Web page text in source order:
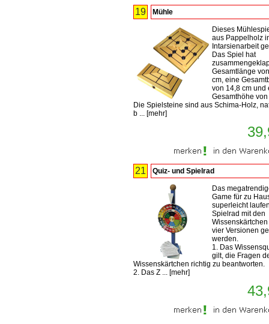
19 Mühle
Dieses
aus Pappelholz
Intarsienarbeit
Das Spiel hat
Gesamtlänge
cm, eine
von 14,8 cm und
Gesamthöhe von
Die Spielsteine sind aus Schima-Holz,
b ... [mehr]
21 Quiz- und Spielrad
Das
Game für zu
superleicht
Spielrad mit den
vier Versionen
werden.
1. Das
gilt, die Fragen
Wissenskärtchen richtig zu beantworten.
2. Das Z ... [mehr]